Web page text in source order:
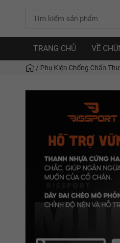
TRANG CHỦ VỀ
/ Phụ Kiện Chống Chấn